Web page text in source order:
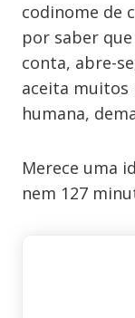
codinome de
por saber
conta, abre-
aceita
humana,
Merece uma
nem 127